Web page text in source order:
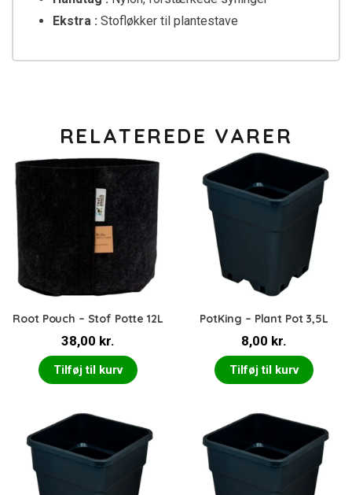
Ekstra : Stofløkker til plantestave
RELATEREDE VARER
Root Pouch – Stof Potte 12L
38,00 kr.
Tilføj til kurv
PotKing – Plant Pot 3,5L
8,00 kr.
Tilføj til kurv